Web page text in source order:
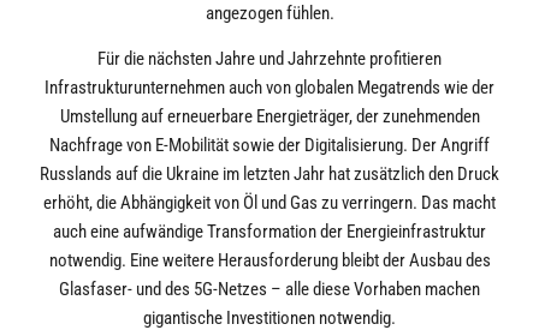
angezogen fühlen.
Für die nächsten Jahre und Jahrzehnte profitieren
Infrastrukturunternehmen auch von globalen Megatrends wie der
Umstellung auf erneuerbare Energieträger, der zunehmenden
Nachfrage von E-Mobilität sowie der Digitalisierung. Der Angriff
Russlands auf die Ukraine im letzten Jahr hat zusätzlich den Druck
erhöht, die Abhängigkeit von Öl und Gas zu verringern. Das macht
auch eine aufwändige Transformation der Energieinfrastruktur
notwendig. Eine weitere Herausforderung bleibt der Ausbau des
Glasfaser- und des 5G-Netzes – alle diese Vorhaben machen
gigantische Investitionen notwendig.